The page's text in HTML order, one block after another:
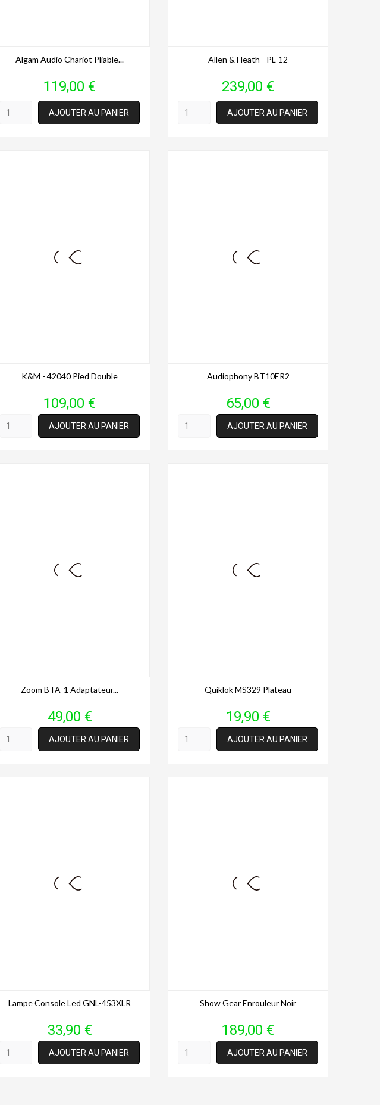
Algam Audio Chariot Pliable...
Prix
119,00 €
AJOUTER AU PANIER
Allen & Heath - PL-12
Prix
239,00 €
AJOUTER AU PANIER
K&M - 42040 Pied Double
Prix
109,00 €
AJOUTER AU PANIER
Audiophony BT10ER2
Prix
65,00 €
AJOUTER AU PANIER
Zoom BTA-1 Adaptateur...
Prix
49,00 €
AJOUTER AU PANIER
Quiklok MS329 Plateau
Prix
19,90 €
AJOUTER AU PANIER
Lampe Console Led GNL-453XLR
Prix
33,90 €
AJOUTER AU PANIER
Show Gear Enrouleur Noir
Prix
189,00 €
AJOUTER AU PANIER